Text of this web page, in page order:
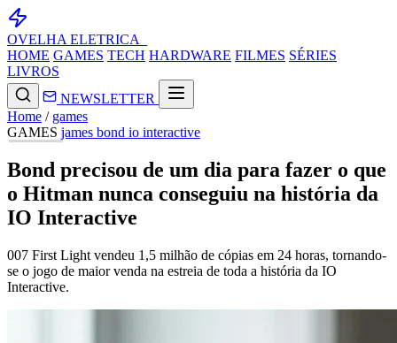
OVELHA ELETRICA_
HOME GAMES TECH HARDWARE FILMES SÉRIES
LIVROS
NEWSLETTER
Home / games
GAMES james bond io interactive
Bond precisou de um dia para fazer o que
o Hitman nunca conseguiu na história da
IO Interactive
007 First Light vendeu 1,5 milhão de cópias em 24 horas, tornando-
se o jogo de maior venda na estreia de toda a história da IO
Interactive.